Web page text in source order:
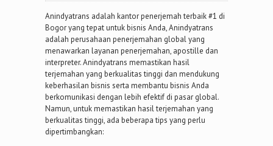
Anindyatrans adalah kantor penerjemah terbaik #1 di
Bogor yang tepat untuk bisnis Anda, Anindyatrans
adalah perusahaan penerjemahan global yang
menawarkan layanan penerjemahan, apostille dan
interpreter. Anindyatrans memastikan hasil
terjemahan yang berkualitas tinggi dan mendukung
keberhasilan bisnis serta membantu bisnis Anda
berkomunikasi dengan lebih efektif di pasar global.
Namun, untuk memastikan hasil terjemahan yang
berkualitas tinggi, ada beberapa tips yang perlu
dipertimbangkan: